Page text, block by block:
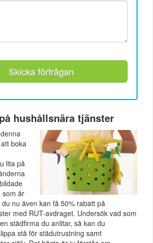
Skicka förfrågan
hushållsnära tjänster
boka
lita på
som är
nu även kan få 50% rabatt på
med RUT-avdraget. Undersök vad som
städfirma du anlitar, så kan du
stå för städutrustning samt